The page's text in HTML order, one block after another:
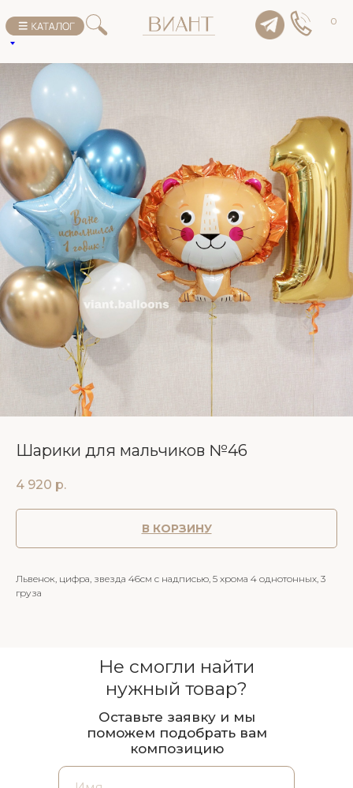
0
Шарики для мальчиков №46
4 920 р.
В КОРЗИНУ
Львенок, цифра, звезда 46см с надписью, 5 хрома 4 однотонных, 3
груза
Не смогли найти
нужный товар?
Оставьте заявку и мы
поможем подобрать вам
композицию